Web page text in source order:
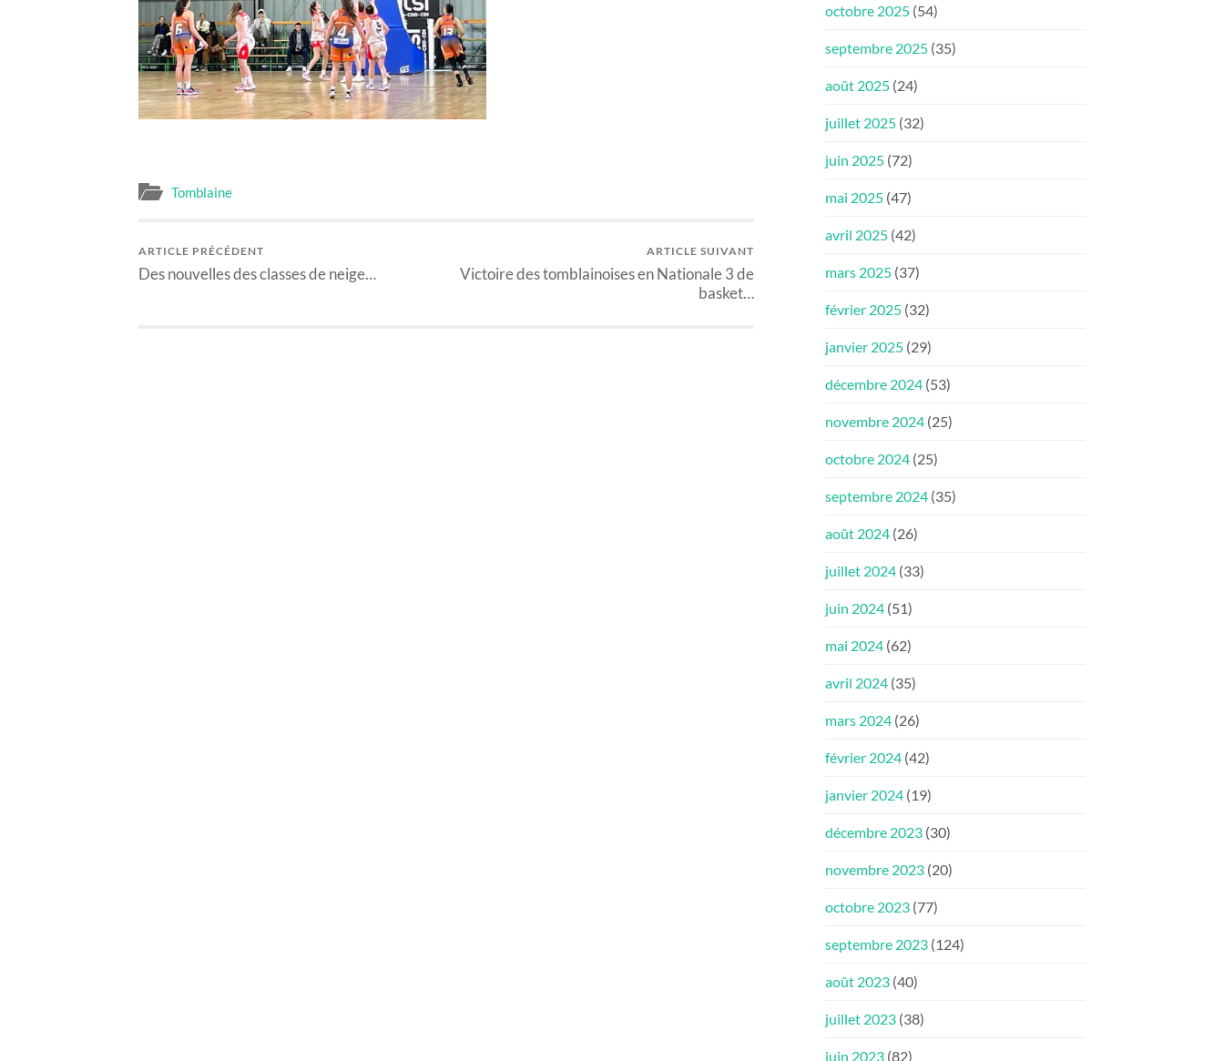
Tomblaine
ARTICLE PRÉCÉDENT
Des nouvelles des classes de neige…
ARTICLE SUIVANT
Victoire des tomblainoises en Nationale 3 de
basket…
octobre 2025 (54)
septembre 2025 (35)
août 2025 (24)
juillet 2025 (32)
juin 2025 (72)
mai 2025 (47)
avril 2025 (42)
mars 2025 (37)
février 2025 (32)
janvier 2025 (29)
décembre 2024 (53)
novembre 2024 (25)
octobre 2024 (25)
septembre 2024 (35)
août 2024 (26)
juillet 2024 (33)
juin 2024 (51)
mai 2024 (62)
avril 2024 (35)
mars 2024 (26)
février 2024 (42)
janvier 2024 (19)
décembre 2023 (30)
novembre 2023 (20)
octobre 2023 (77)
septembre 2023 (124)
août 2023 (40)
juillet 2023 (38)
juin 2023 (82)